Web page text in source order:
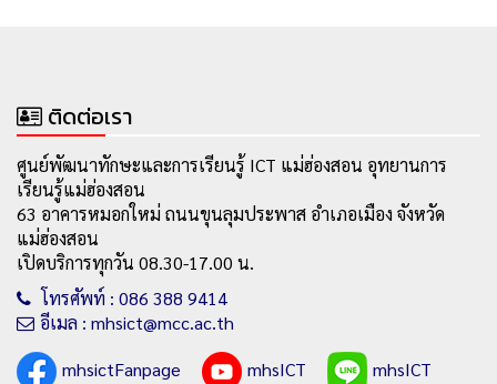
ติดต่อเรา
ศูนย์พัฒนาทักษะและการเรียนรู้ ICT แม่ฮ่องสอน อุทยานการ
เรียนรู้แม่ฮ่องสอน
63 อาคารหมอกใหม่ ถนนขุนลุมประพาส อำเภอเมือง จังหวัด
แม่ฮ่องสอน
เปิดบริการทุกวัน 08.30-17.00 น.
โทรศัพท์ : 086 388 9414
อีเมล : mhsict@mcc.ac.th
mhsictFanpage
mhsICT mhsICT